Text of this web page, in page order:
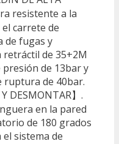
resistente a la
carrete de
de fugas y
de 35+2M
de 13bar y
ruptura de 40bar.
DESMONTAR】.
en la pared
de 180 grados
sistema de